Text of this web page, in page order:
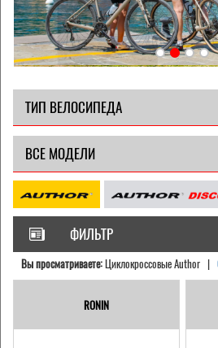
ТИП ВЕЛОСИПЕДА
ВСЕ МОДЕЛИ
ФИЛЬТР
Вы просматриваете:Циклокроссовые Author |
RONIN